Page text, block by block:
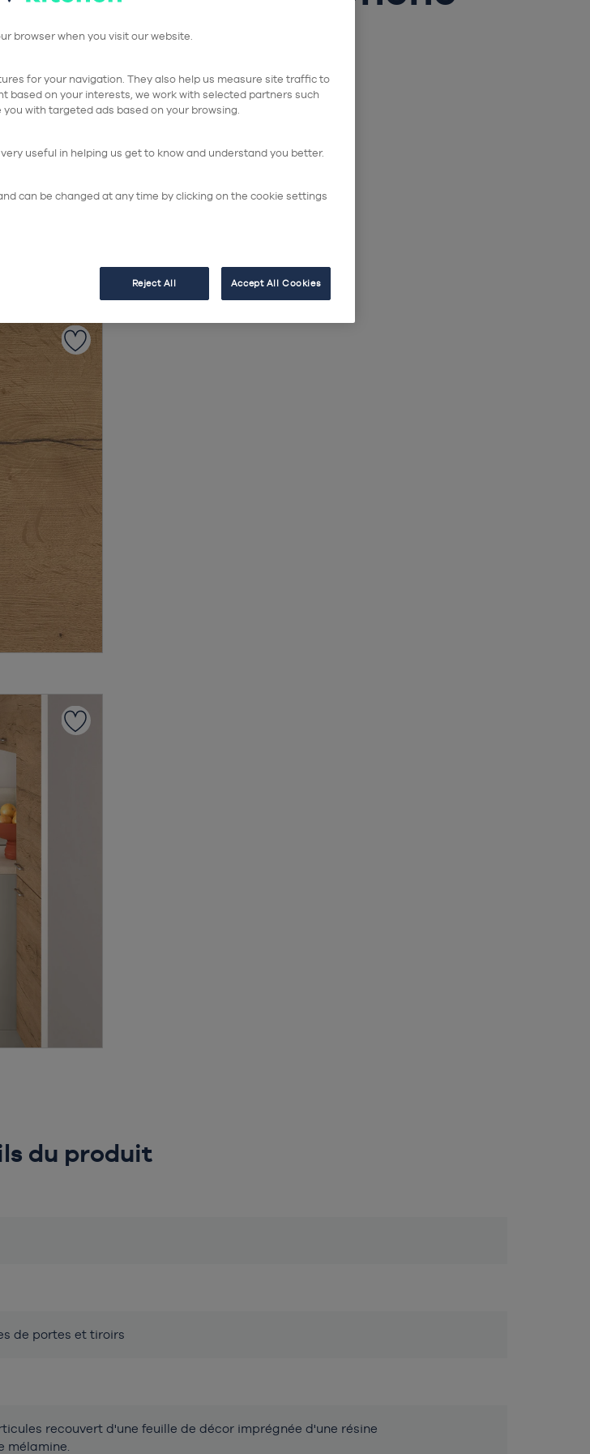
Sierra
du produit
de portes et tiroirs
recouvert d'une feuille de décor imprégnée d'une résine
mélamine.
en cours, veuillez
browser when you visit our website.
for your navigation. They also help us measure site traffic to
based on your interests, we work with selected partners such
you with targeted ads based on your browsing.
useful in helping us get to know and understand you better.
can be changed at any time by clicking on the cookie settings
Reject All Accept All Cookies